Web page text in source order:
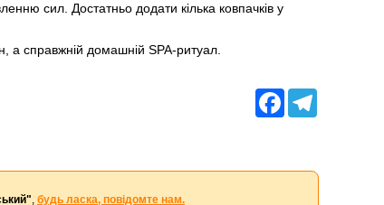
сил. Достатньо додати кілька ковпачків у
а справжній домашній SPA-ритуал.
Facebook
, будь ласка, повідомте нам.